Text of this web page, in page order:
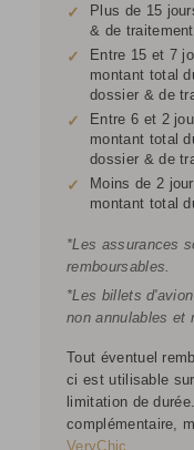
✓
Plus de 15
& de
✓
Entre 15 et 7
montant total
dossier & de
✓
Entre 6 et 2
montant total
dossier & de
✓
Moins de 2
montant total
*Les assurances
remboursables.
*Les billets
non annulables et
Tout éventuel
ci est utilisable
limitation de
complémentaire,
VeryChic